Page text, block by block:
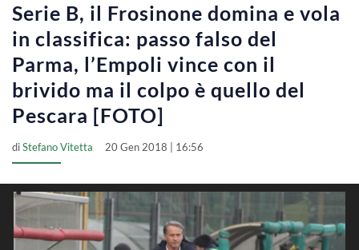
Serie B, il Frosinone domina e vola
in classifica: passo falso del
Parma, l’Empoli vince con il
brivido ma il colpo è quello del
Pescara [FOTO]
diStefano Vitetta 20 Gen 2018 | 16:56